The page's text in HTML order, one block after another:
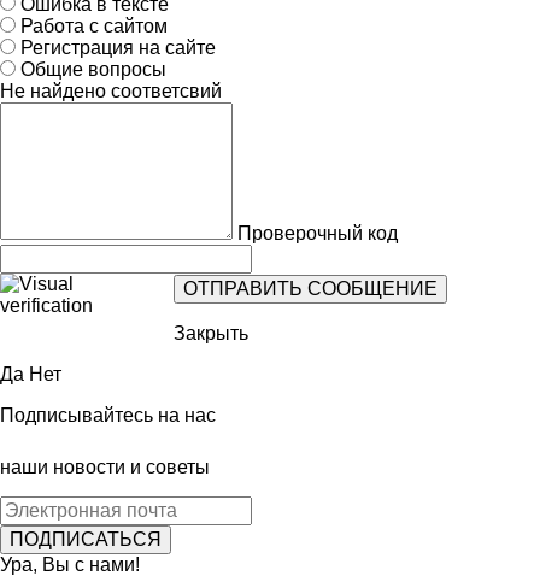
Работа с сайтом
Регистрация на сайте
Общие вопросы
Не найдено соответсвий
Проверочный код
Закрыть
Да Нет
Подписывайтесь на нас
наши новости и советы
Ура, Вы с нами!